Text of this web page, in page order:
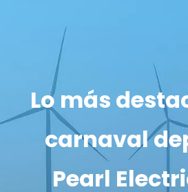
Lo más
carnaval
Pearl